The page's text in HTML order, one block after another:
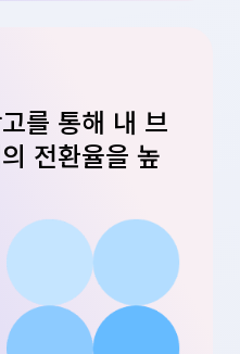
를 통해 내 브
전환율을 높